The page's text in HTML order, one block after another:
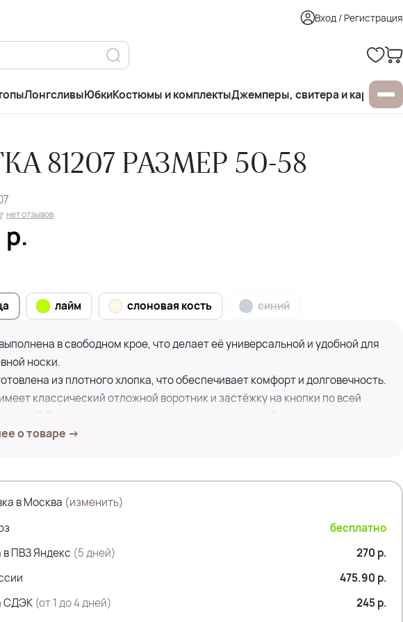
Вход / Регистрация
ЛонгсливыЮбкиКостюмы и комплектыДжемперы, свитера и
81207 РАЗМЕР 50-58
нет отзывов
р.
лайм слоновая кость синий
в свободном крое, что делает её универсальной и удобной для
носки.
из плотного хлопка, что обеспечивает комфорт и долговечность.
классический отложной воротник и застёжку на кнопки по всей
⚪Длинные рукава с манжетами на кнопках добавляют
На груди расположены объёмные накладные карманы без застёжки,
по переду- 74 см
по спинке- 79 см
77 см
о товаре →
в Москва (изменить)
бесплатно
в ПВЗ Яндекс (5 дней)
270 р.
475.90 р.
СДЭК (от 1 до 4 дней)
245 р.